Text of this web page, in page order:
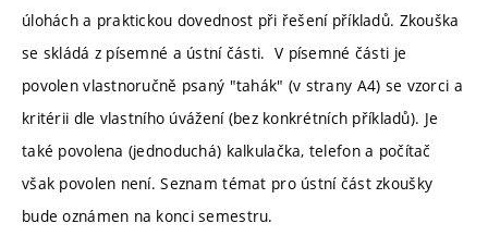
úlohách a praktickou dovednost při řešení příkladů. Zkouška
se skládá z písemné a ústní části. V písemné části je
povolen vlastnoručně psaný "tahák" (v strany A4) se vzorci a
kritérii dle vlastního úvážení (bez konkrétních příkladů). Je
také povolena (jednoduchá) kalkulačka, telefon a počítač
však povolen není. Seznam témat pro ústní část zkoušky
bude oznámen na konci semestru.